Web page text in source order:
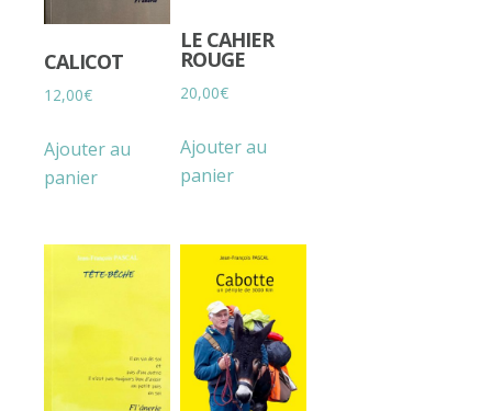
CALICOT
12,00€
Ajouter au
panier
LE CAHIER
ROUGE
20,00€
Ajouter au
panier